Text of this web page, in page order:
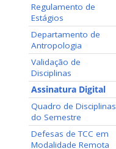
Regulamento de
Estágios
Departamento de
Antropologia
Validação de
Disciplinas
Assinatura Digital
Quadro de Disciplinas
do Semestre
Defesas de TCC em
Modalidade Remota